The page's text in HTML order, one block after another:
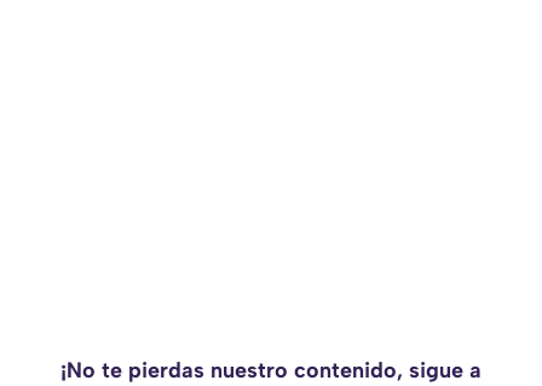
¡No te pierdas nuestro contenido, sigue a